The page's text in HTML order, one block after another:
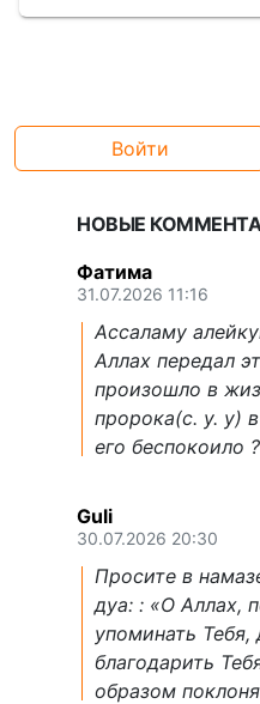
Войти
НОВЫЕ
Фатима
31.07.2026 11:16
Ассаламу
Аллах передал
произошло в
пророка(с. у. у)
его беспокоило ?
Guli
30.07.2026 20:30
Просите в
дуа: : «О Аллах,
упоминать Тебя,
благодарить
образом